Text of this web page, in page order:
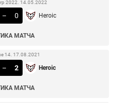
2022. 14.05.2022
– 0 Heroic
МАТЧА
14. 17.08.2021
– 2 Heroic
МАТЧА